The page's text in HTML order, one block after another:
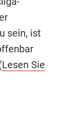
sein, ist
Lesen Sie